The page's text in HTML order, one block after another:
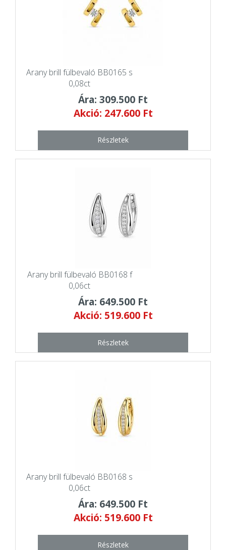
Arany brill fülbevaló BB0165 s
0,08ct
Ára: 309.500 Ft
Akció: 247.600 Ft
Részletek
Arany brill fülbevaló BB0168 f
0,06ct
Ára: 649.500 Ft
Akció: 519.600 Ft
Részletek
Arany brill fülbevaló BB0168 s
0,06ct
Ára: 649.500 Ft
Akció: 519.600 Ft
Részletek